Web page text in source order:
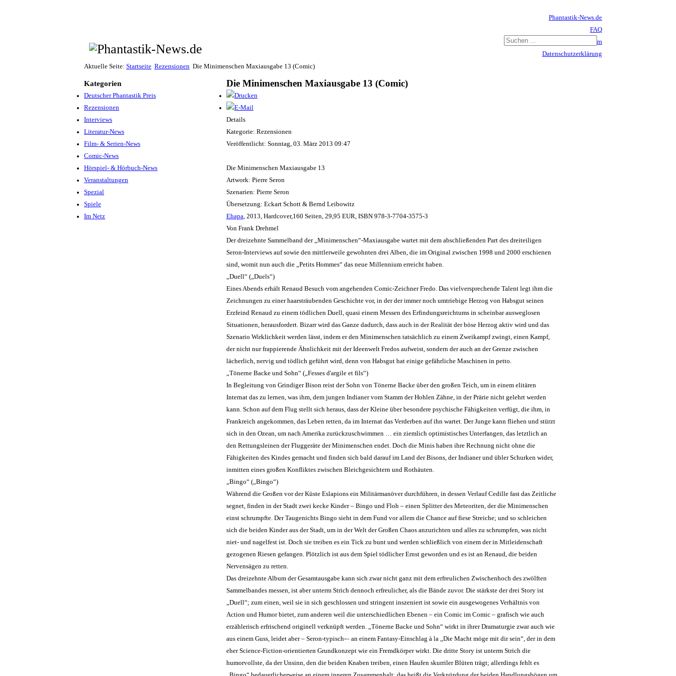
Phantastik-News.de
FAQ
Impressum
Datenschutzerklärung
Aktuelle Seite: Startseite Rezensionen Die Minimenschen Maxiausgabe 13 (Comic)
Kategorien
Deutscher Phantastik Preis
Rezensionen
Interviews
Literatur-News
Film- & Serien-News
Comic-News
Hörspiel- & Hörbuch-News
Veranstaltungen
Spezial
Spiele
Im Netz
Die Minimenschen Maxiausgabe 13 (Comic)
Details
Kategorie: Rezensionen
Veröffentlicht: Sonntag, 03. März 2013 09:47
Die Minimenschen Maxiausgabe 13
Artwork: Pierre Seron
Szenarien: Pierre Seron
Übersetzung: Eckart Schott & Bernd Leibowitz
Ehapa , 2013, Hardcover,160 Seiten, 29,95 EUR, ISBN 978-3-7704-3575-3
Von Frank Drehmel
Der dreizehnte Sammelband der „Minimenschen“-Maxiausgabe wartet mit dem abschließenden Part des dreiteiligen
Seron-Interviews auf sowie den mittlerweile gewohnten drei Alben, die im Original zwischen 1998 und 2000 erschienen
sind, womit nun auch die „Petits Hommes“ das neue Millennium erreicht haben.
„Duell“ („Duels“)
Eines Abends erhält Renaud Besuch vom angehenden Comic-Zeichner Fredo. Das vielversprechende Talent legt ihm die
Zeichnungen zu einer haarsträubenden Geschichte vor, in der der immer noch umtriebige Herzog von Habsgut seinen
Erzfeind Renaud zu einem tödlichen Duell, quasi einem Messen des Erfindungsreichtums in scheinbar ausweglosen
Situationen, herausfordert. Bizarr wird das Ganze dadurch, dass auch in der Realität der böse Herzog aktiv wird und das
Szenario Wirklichkeit werden lässt, indem er den Minimenschen tatsächlich zu einem Zweikampf zwingt, einen Kampf,
der nicht nur frappierende Ähnlichkeit mit der Ideenwelt Fredos aufweist, sondern der auch an der Grenze zwischen
lächerlich, nervig und tödlich geführt wird, denn von Habsgut hat einige gefährliche Maschinen in petto.
„Tönerne Backe und Sohn“ („Fesses d'argile et fils“)
In Begleitung von Grindiger Bison reist der Sohn von Tönerne Backe über den großen Teich, um in einem elitären
Internat das zu lernen, was ihm, dem jungen Indianer vom Stamm der Hohlen Zähne, in der Prärie nicht gelehrt werden
kann. Schon auf dem Flug stellt sich heraus, dass der Kleine über besondere psychische Fähigkeiten verfügt, die ihm, in
Frankreich angekommen, das Leben retten, da im Internat das Verderben auf ihn wartet. Der Junge kann fliehen und stürzt
sich in den Ozean, um nach Amerika zurückzuschwimmen … ein ziemlich optimistisches Unterfangen, das letztlich an
den Rettungsleinen der Fluggeräte der Minimenschen endet. Doch die Minis haben ihre Rechnung nicht ohne die
Fähigkeiten des Kindes gemacht und finden sich bald darauf im Land der Bisons, der Indianer und übler Schurken wider,
inmitten eines großen Konfliktes zwischen Bleichgesichtern und Rothäuten.
„Bingo“ („Bingo“)
Während die Großen vor der Küste Eslapions ein Militärmanöver durchführen, in dessen Verlauf Cedille fast das Zeitliche
segnet, finden in der Stadt zwei kecke Kinder – Bingo und Floh – einen Splitter des Meteoriten, der die Minimenschen
einst schrumpfte. Der Taugenichts Bingo sieht in dem Fund vor allem die Chance auf fiese Streiche; und so schleichen
sich die beiden Kinder aus der Stadt, um in der Welt der Großen Chaos anzurichten und alles zu schrumpfen, was nicht
niet- und nagelfest ist. Doch sie treiben es ein Tick zu bunt und werden schließlich von einem der in Mitleidenschaft
gezogenen Riesen gefangen. Plötzlich ist aus dem Spiel tödlicher Ernst geworden und es ist an Renaud, die beiden
Nervensägen zu retten.
Das dreizehnte Album der Gesamtausgabe kann sich zwar nicht ganz mit dem erfreulichen Zwischenhoch des zwölften
Sammelbandes messen, ist aber unterm Strich dennoch erfreulicher, als die Bände zuvor. Die stärkste der drei Story ist
„Duell“; zum einen, weil sie in sich geschlossen und stringent inszeniert ist sowie ein ausgewogenes Verhältnis von
Action und Humor bietet, zum anderen weil die unterschiedlichen Ebenen – ein Comic im Comic – grafisch wie auch
erzählerisch erfrischend originell verknüpft werden. „Tönerne Backe und Sohn“ wirkt in ihrer Dramaturgie zwar auch wie
aus einem Guss, leidet aber – Seron-typisch-– an einem Fantasy-Einschlag à la „Die Macht möge mit dir sein“, der in dem
eher Science-Fiction-orientierten Grundkonzept wie ein Fremdkörper wirkt. Die dritte Story ist unterm Strich die
humorvollste, da der Unsinn, den die beiden Knaben treiben, einen Haufen skurriler Blüten trägt; allerdings fehlt es